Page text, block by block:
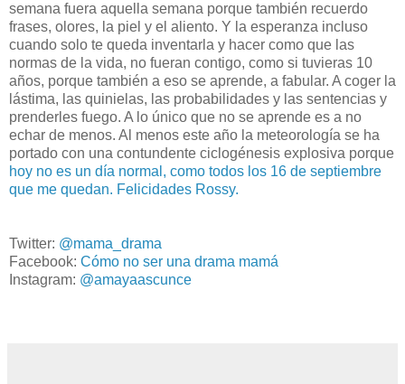
semana fuera aquella semana porque también recuerdo
frases, olores, la piel y el aliento. Y la esperanza incluso
cuando solo te queda inventarla y hacer como que las
normas de la vida, no fueran contigo, como si tuvieras 10
años, porque también a eso se aprende, a fabular. A coger la
lástima, las quinielas, las probabilidades y las sentencias y
prenderles fuego. A lo único que no se aprende es a no
echar de menos. Al menos este año la meteorología se ha
portado con una contundente ciclogénesis explosiva porque
hoy no es un día normal, como todos los 16 de septiembre
que me quedan. Felicidades Rossy.
Twitter: @mama_drama
Facebook: Cómo no ser una drama mamá
Instagram: @amayaascunce